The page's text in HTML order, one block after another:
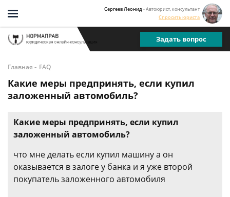
Сергеев Леонид - Автоюрист, консультант
Спросить юриста
Задать вопрос
Главная - FAQ
Какие меры предпринять, если купил
заложенный автомобиль?
Какие меры предпринять, если купил
заложенный автомобиль?
что мне делать если купил машину а он
оказывается в залоге у банка и я уже второй
покупатель заложенного автомобиля